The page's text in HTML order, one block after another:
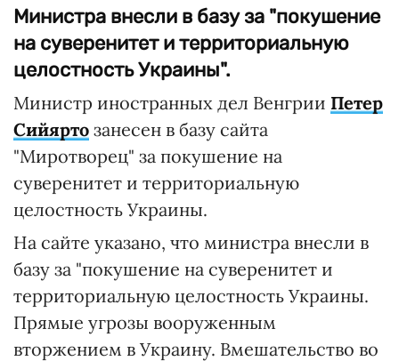
Министра внесли в базу за "покушение
на суверенитет и территориальную
целостность Украины".
Министр иностранных дел Венгрии Петер
Сийярто занесен в базу сайта
"Миротворец" за покушение на
суверенитет и территориальную
целостность Украины.
На сайте указано, что министра внесли в
базу за "покушение на суверенитет и
территориальную целостность Украины.
Прямые угрозы вооруженным
вторжением в Украину. Вмешательство во